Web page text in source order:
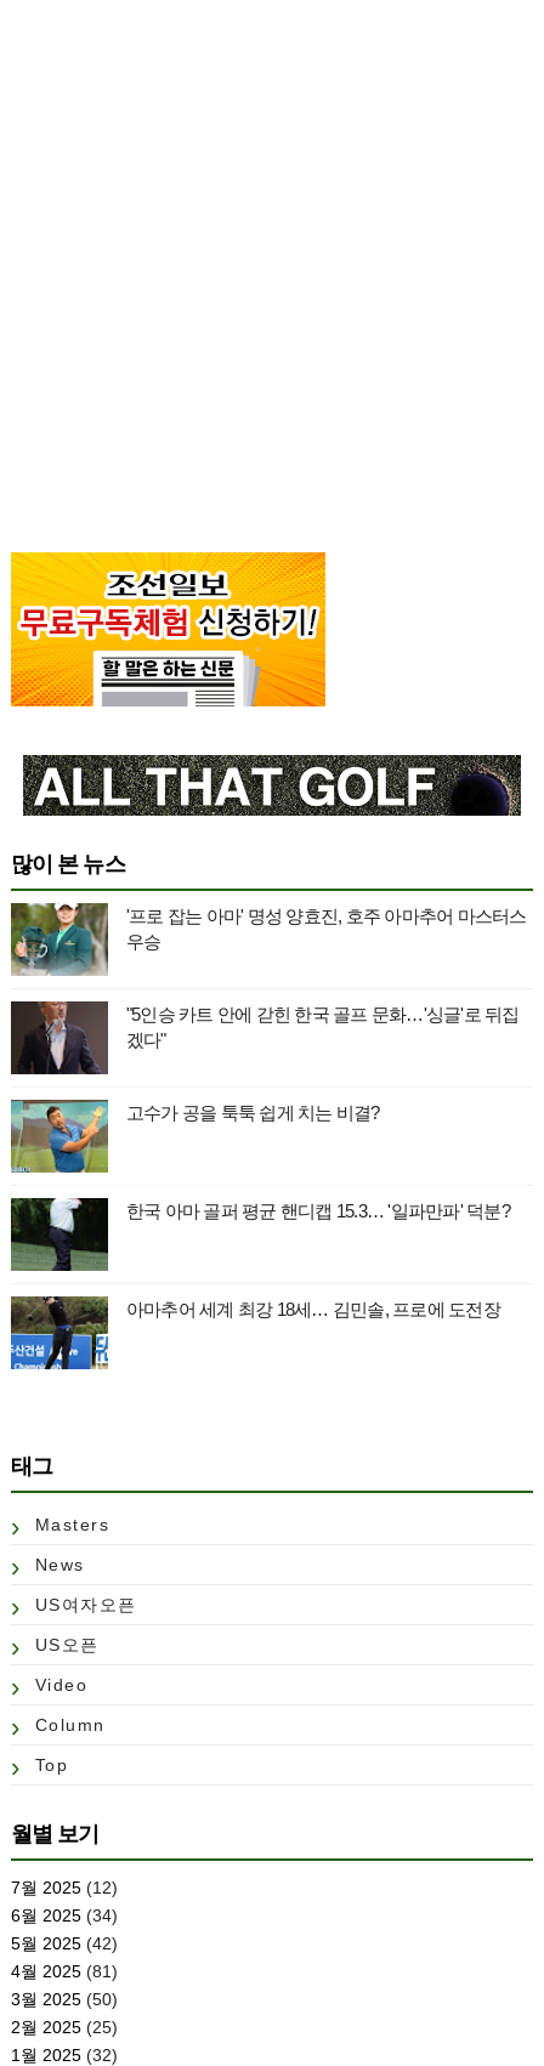
많이 본 뉴스
'프로 잡는 아마' 명성 양효진, 호주 아마추어 마스터스
우승
"5인승 카트 안에 갇힌 한국 골프 문화…'싱글'로 뒤집
겠다"
고수가 공을 툭툭 쉽게 치는 비결?
한국 아마 골퍼 평균 핸디캡 15.3… '일파만파' 덕분?
아마추어 세계 최강 18세… 김민솔, 프로에 도전장
태그
Masters
News
US여자오픈
US오픈
Video
Column
Top
월별 보기
7월 2025(12)
6월 2025(34)
5월 2025(42)
4월 2025(81)
3월 2025(50)
2월 2025(25)
1월 2025(32)